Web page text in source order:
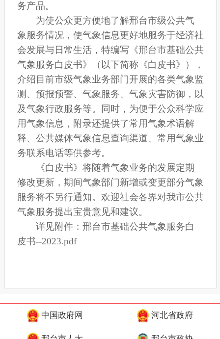
务产品。
为使公众更方便地了解邢台市级公共气
象服务情况，使气象信息更好地服务于经济社
会发展与日常生活，特编写《邢台市基础公共
气象服务白皮书》（以下简称《白皮书》），
介绍目前市级气象业务部门开展的各类气象监
测、预报预警、气象服务、气象灾害防御，以
及气象行政服务等。同时，为便于公众科学应
用气象信息，附录还提供了常用气象术语解
释、公共媒体气象信息查询渠道、常用气象业
务联系电话等供参考。
《白皮书》将随着气象业务的发展定期
修改更新，期间气象部门新增或变更部分气象
服务将不另行通知。欢迎社会各界对我市公共
气象服务提出宝贵意见和建议。
详见附件：邢台市基础公共气象服务白
皮书--2023.pdf
中国政府网 河北省政府